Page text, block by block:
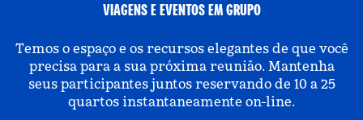
VIAGENS E EVENTOS EM GRUPO
Temos o espaço e os recursos elegantes de que você
precisa para a sua próxima reunião. Mantenha
seus participantes juntos reservando de 10 a 25
quartos instantaneamente on-line.